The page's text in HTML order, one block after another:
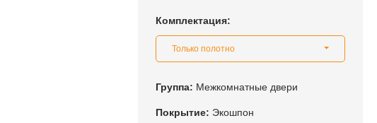
Комплектация:
Только полотно
Группа: Межкомнатные двери
Покрытие: Экошпон